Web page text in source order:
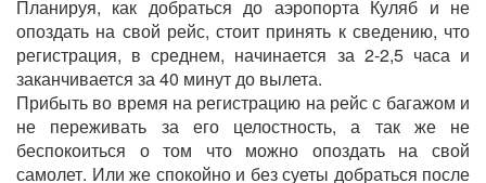
Планируя, как добраться до аэропорта Куляб и не
опоздать на свой рейс, стоит принять к сведению, что
регистрация, в среднем, начинается за 2-2,5 часа и
заканчивается за 40 минут до вылета.
Прибыть во время на регистрацию на рейс с багажом и
не переживать за его целостность, а так же не
беспокоиться о том что можно опоздать на свой
самолет. Или же спокойно и без суеты добраться после